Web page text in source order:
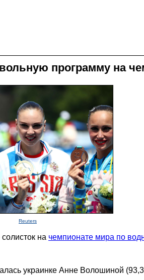
программу на
Reuters
на чемпионате мира по
украинке Анне Волошиной